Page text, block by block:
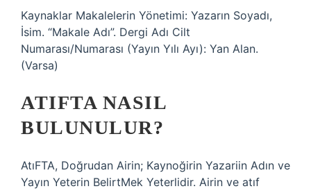
Kaynaklar Makalelerin Yönetimi: Yazarın Soyadı,
İsim. “Makale Adı”. Dergi Adı Cilt
Numarası/Numarası (Yayın Yılı Ayı): Yan Alan.
(Varsa)
ATIFTA NASIL
BULUNULUR?
AtıFTA, Doğrudan Airin; Kaynoğirin Yazariin Adın ve
Yayın Yeterin BelirtMek Yeterlidir. Airin ve atıf